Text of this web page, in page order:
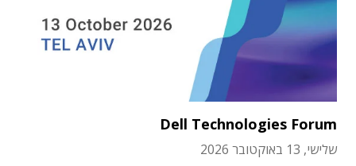
Dell Technologies Forum
שלישי, 13 באוקטובר 2026